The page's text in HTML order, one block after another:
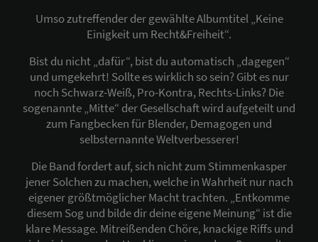
Umso zutreffender der gewählte Albumtitel „Keine
Einigkeit um Recht&Freiheit“.
Bist du nicht „dafür“, bist du automatisch „dagegen“
und umgekehrt! Sollte es wirklich so sein? Gibt es nur
noch Schwarz-Weiß, Pro-Kontra, Rechts-Links? Die
sogenannte „Mitte“ der Gesellschaft wird aufgeteilt und
zum Fangbecken für Blender, Demagogen und
selbsternannte Weltverbesserer!
Die Band fordert auf, sich nicht zum Stimmenkasper
jener Solchen zu machen, welche in Wahrheit nur nach
eigener größtmöglicher Macht trachten. „Entkomme
diesem Sog und bilde dir deine eigene Meinung“ ist die
klare Message. Mitreißenden Chöre, knackige Riffs und